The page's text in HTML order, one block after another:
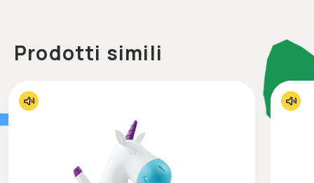
Prodotti simili